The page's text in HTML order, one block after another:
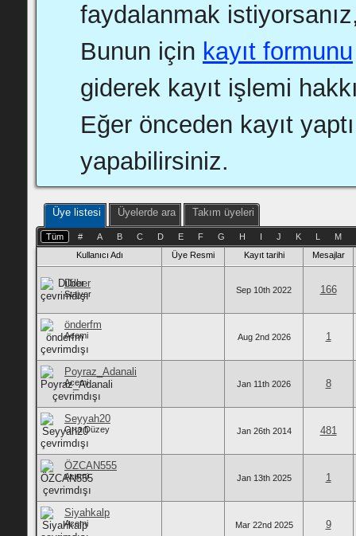
faydalanmak
Bunun için kayıt formunu
giderek kayıt işlemi
Eğer önceden kayıt
yapabilirsiniz.
Üye listesi Üyelerde ara Takım üyeleri
Tüm # A B C D E F G H I J K L
M
Kullanıcı Adı
Üye Resmi Kayıt tarihi Mesajlar
Dilber
Stajyer Sep 10th 2022 166
önderfm
Acemi Aug 2nd 2026 1
Poyraz_Adanali
Acemi Jan 11th 2026 8
Seyyah20
Orta Düzey Jan 26th 2014 481
ÖZCAN555
Acemi Jan 13th 2025 1
Siyahkalp
Acemi Mar 22nd 2025 9